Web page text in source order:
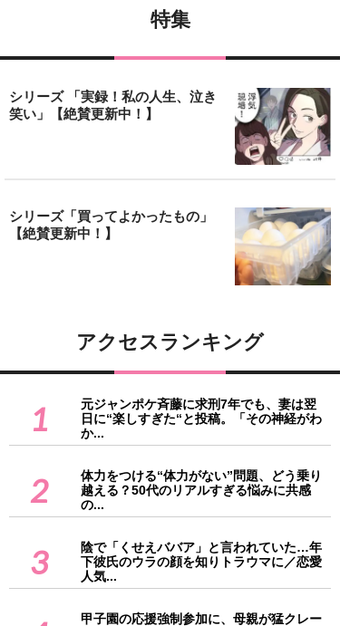
特集
シリーズ 「実録！私の人生、泣き
笑い」【絶賛更新中！】
シリーズ「買ってよかったもの」
【絶賛更新中！】
アクセスランキング
1
元ジャンポケ斉藤に求刑7年でも、妻は翌
日に“楽しすぎた“と投稿。「その神経がわ
か...
2
体力をつける“体力がない”問題、どう乗り
越える？50代のリアルすぎる悩みに共感
の...
3
陰で「くせえババア」と言われていた…年
下彼氏のウラの顔を知りトラウマに／恋愛
人気...
甲子園の応援強制参加に、母親が猛クレー